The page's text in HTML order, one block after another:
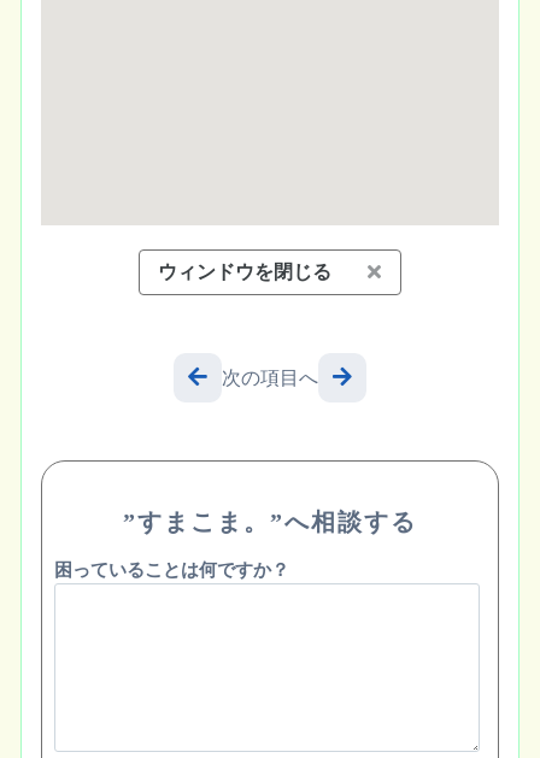
ウィンドウを閉じる
次の項目へ
”すまこま。”へ相談する
困っていることは何ですか？